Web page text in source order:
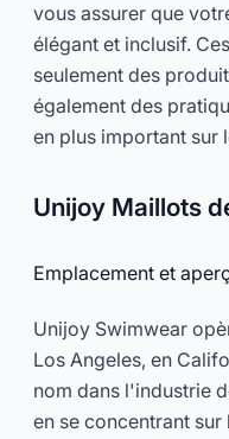
vous assurer que
élégant et inclusif.
seulement des
également des
en plus important sur
Unijoy Maillots
Emplacement et
Unijoy Swimwear
Los Angeles, en
nom dans l'industrie
en se concentrant